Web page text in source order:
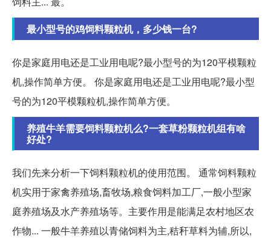
最小型号的鸡饲料颗粒机，多少钱一台?
你是家庭用电还是工业用电呢?最小型号的为120平模颗粒
机,操作简单方便。 你是家庭用电还是工业用电呢?最小型
号的为120平模颗粒机,操作简单方便。
养殖牛羊需要饲料颗粒机么?一套草粉颗粒机组有啥
好处?
我们先来分析一下饲料颗粒机的使用范围。 通常饲料颗粒
机实用于家禽养殖场,畜牧场,粮食饲料加工厂,一般小型家
庭养殖场及水产养殖场等。主要作用是能满足农村地区农
作物... 一般牛羊养殖以青储饲料为主,秸秆草料为辅,所以,